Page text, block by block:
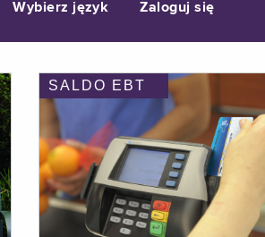
Wybierz język Zaloguj się
SALDO EBT